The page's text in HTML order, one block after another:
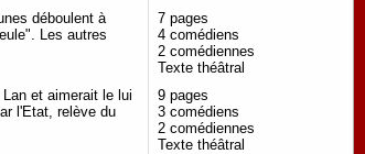
déboulent à
Les autres
7 pages
4 comédiens
2 comédiennes
Texte théâtral
et aimerait le lui
l'Etat, relève du
9 pages
3 comédiens
2 comédiennes
Texte théâtral